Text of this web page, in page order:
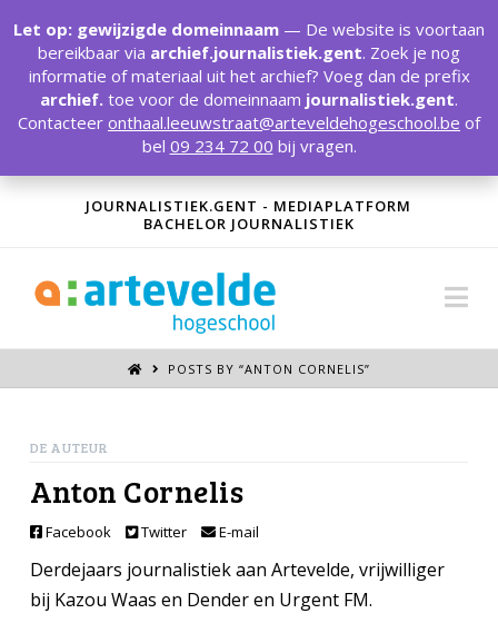
JOURNALISTIEK.GENT - MEDIAPLATFORM
BACHELOR JOURNALISTIEK
POSTS BY “ANTON CORNELIS”
DE AUTEUR
Anton Cornelis
Facebook Twitter E-mail
Derdejaars journalistiek aan Artevelde, vrijwilliger
bij Kazou Waas en Dender en Urgent FM.
Let op: gewijzigde domeinnaam — De website is voortaan
bereikbaar via archief.journalistiek.gent. Zoek je nog
informatie of materiaal uit het archief? Voeg dan de prefix
archief. toe voor de domeinnaam journalistiek.gent.
Contacteer onthaal.leeuwstraat@arteveldehogeschool.be of
bel 09 234 72 00 bij vragen.